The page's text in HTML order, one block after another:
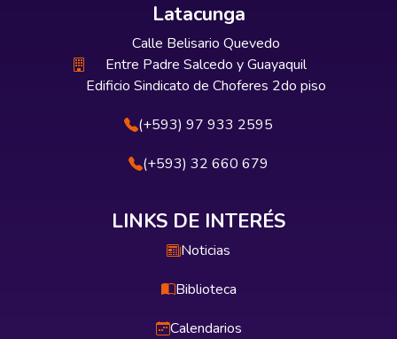
Latacunga
Calle Belisario Quevedo
Entre Padre Salcedo y Guayaquil
Edificio Sindicato de Choferes 2do piso
(+593) 97 933 2595
(+593) 32 660 679
LINKS DE INTERÉS
Noticias
Biblioteca
Calendarios